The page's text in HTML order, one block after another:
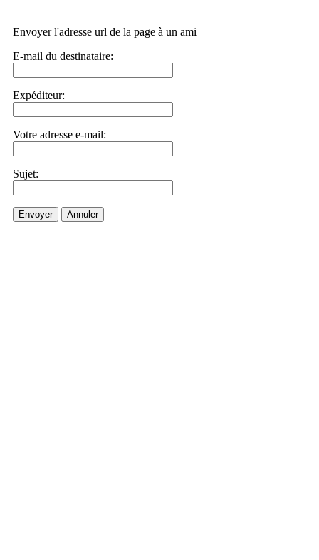
Envoyer l'adresse url de la page à un ami
E-mail du destinataire:
Expéditeur:
Votre adresse e-mail:
Sujet:
Envoyer Annuler